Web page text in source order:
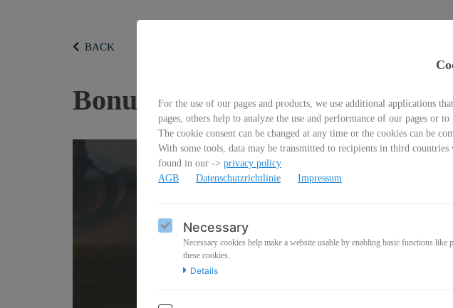
BACK
Bonus: Meet&Greet mit
For the use of our pages and products, we use additional applications
pages, others help to analyze the use and performance of our pages or
The cookie consent can be changed at any time or the cookies can be
With some tools, data may be transmitted to recipients in third
found in our -> privacy policy
AGB
Datenschutzrichtlinie Impressum
Necessary
Necessary cookies help make a website usable by enabling basic functions
these cookies.
Details